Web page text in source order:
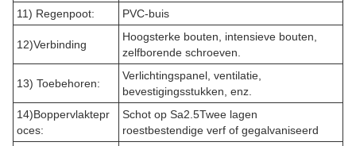
11) Regenpoot: PVC-buis
12)Verbinding
Hoogsterke bouten, intensieve bouten,
zelfborende schroeven.
13) Toebehoren:
Verlichtingspanel, ventilatie,
bevestigingsstukken, enz.
14)Boppervlaktepr
oces:
Schot op Sa2.5­Twee lagen
roestbestendige verf of gegalvaniseerd